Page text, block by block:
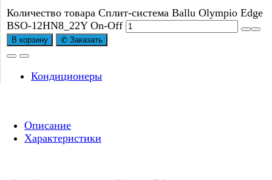
Количество товара Сплит-система Ballu Olympio Edge
BSO-12HN8_22Y On-Off
В корзину ✆ Заказать
Кондиционеры
Описание
Характеристики